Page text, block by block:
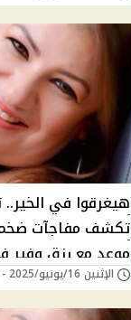
هيغرقوا في الخير..
موعد مع رزق وفير
2025 – هل برجك بينهم؟الإثنين 16/يونيو/2025 - 02:20 م